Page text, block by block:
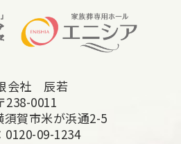
会社 辰若
238-0011
須賀市米が浜通2-5
0120-09-1234